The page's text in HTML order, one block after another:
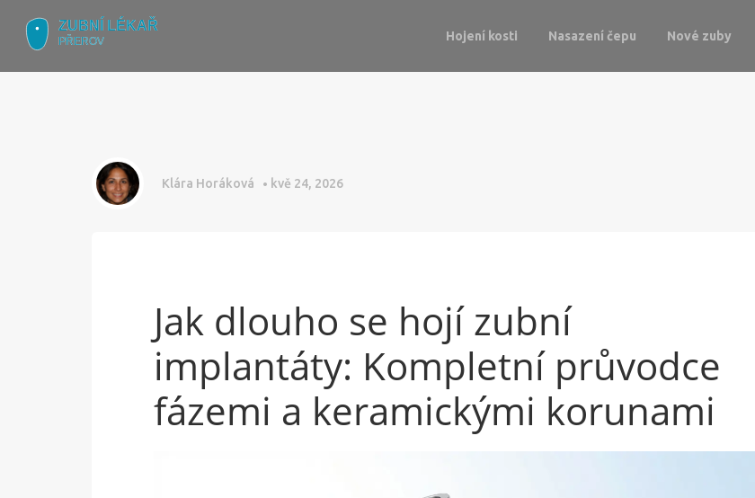
Hojení kosti Nasazení čepu Nové zuby
Klára Horáková kvě 24, 2026
Jak dlouho se hojí zubní
implantáty: Kompletní průvodce
fázemi a keramickými korunami